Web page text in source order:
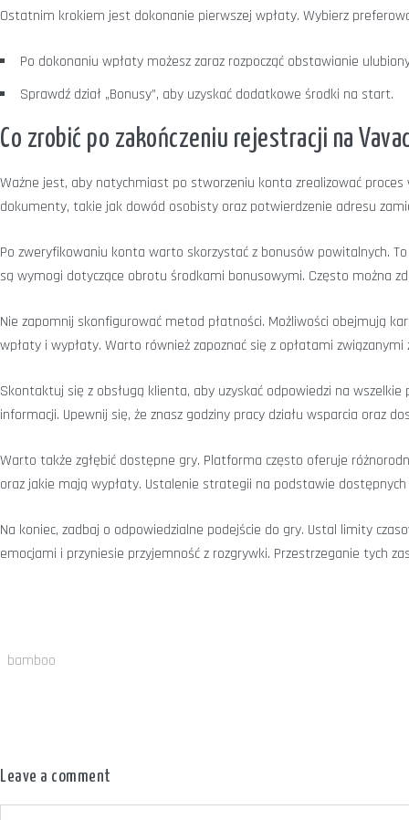
Ostatnim krokiem jest dokonanie pierwszej wpłaty. Wybierz
Po dokonaniu wpłaty możesz zaraz rozpocząć obstawianie
Sprawdź dział „Bonusy”, aby uzyskać dodatkowe środki na start.
Co zrobić po zakończeniu rejestracji na
Ważne jest, aby natychmiast po stworzeniu konta zrealizować
dokumenty, takie jak dowód osobisty oraz potwierdzenie adresu
Po zweryfikowaniu konta warto skorzystać z bonusów powitalnych.
są wymogi dotyczące obrotu środkami bonusowymi. Często można
Nie zapomnij skonfigurować metod płatności. Możliwości obejmują
wpłaty i wypłaty. Warto również zapoznać się z opłatami związanymi
Skontaktuj się z obsługą klienta, aby uzyskać odpowiedzi na
informacji. Upewnij się, że znasz godziny pracy działu wsparcia oraz
Warto także zgłębić dostępne gry. Platforma często oferuje
oraz jakie mają wypłaty. Ustalenie strategii na podstawie
Na koniec, zadbaj o odpowiedzialne podejście do gry. Ustal limity
emocjami i przyniesie przyjemność z rozgrywki. Przestrzeganie tych
bamboo
Leave a comment